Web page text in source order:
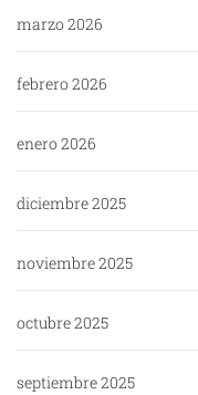
marzo 2026
febrero 2026
enero 2026
diciembre 2025
noviembre 2025
octubre 2025
septiembre 2025